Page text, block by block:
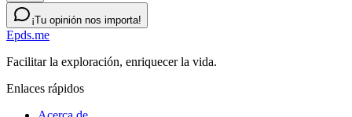
¡Tu opinión nos importa!
Epds.me
Facilitar la exploración, enriquecer la vida.
Enlaces rápidos